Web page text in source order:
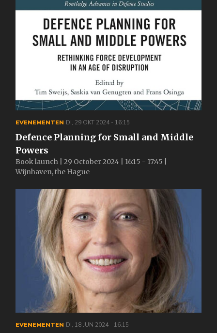
EVENEMENTEN DI, 29 OKT 2024 - 16:15
Defence Planning for Small and Middle
Powers
Book launch | 29 October 2024 | 16:15 - 17:45 |
Wijnhaven, the Hague
EVENEMENTEN DI, 18 JUN 2024 - 16:15